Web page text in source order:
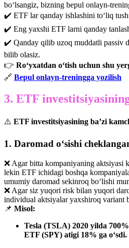
bo‘lsangiz, bizning bepul onlayn-
✔️ ETF lar qanday ishlashini to‘liq
✔️ Eng yaxshi ETF larni qanday
✔️ Qanday qilib uzoq muddatli passiv
bilib olasiz.
👉 Ro‘yxatdan o‘tish uchun shu
🔗 Bepul onlayn-treningga yozilish
3. ETF
⚠️ ETF investitsiyasining ba’zi
1. Daromad o‘sishi
❌ Agar bitta kompaniyaning aktsiyasi
lekin ETF ichidagi boshqa
umumiy daromad sekinroq bo‘lishi
❌ Agar siz yuqori risk bilan yuqori
individual aktsiyalar yaxshiroq variant
📌 Misol:
Tesla (TSLA) 2020 yilda
ETF (SPY) atigi 18% ga o‘sdi.